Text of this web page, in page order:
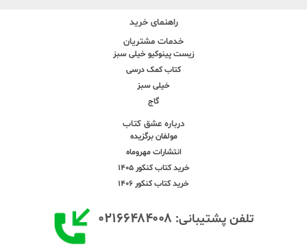
راهنمای خرید
خدمات مشتریان
زیست پینوکیو خیلی سبز
کتاب کمک درسی
خیلی سبز
گاج
درباره عشق کتاب
مولفان برگزیده
انتشارات مهروماه
خرید کتاب کنکور 1405
خرید کتاب کنکور 1406
تلفن پشتیبانی: ۰۲۱۶۶۴۸۴۰۰۸